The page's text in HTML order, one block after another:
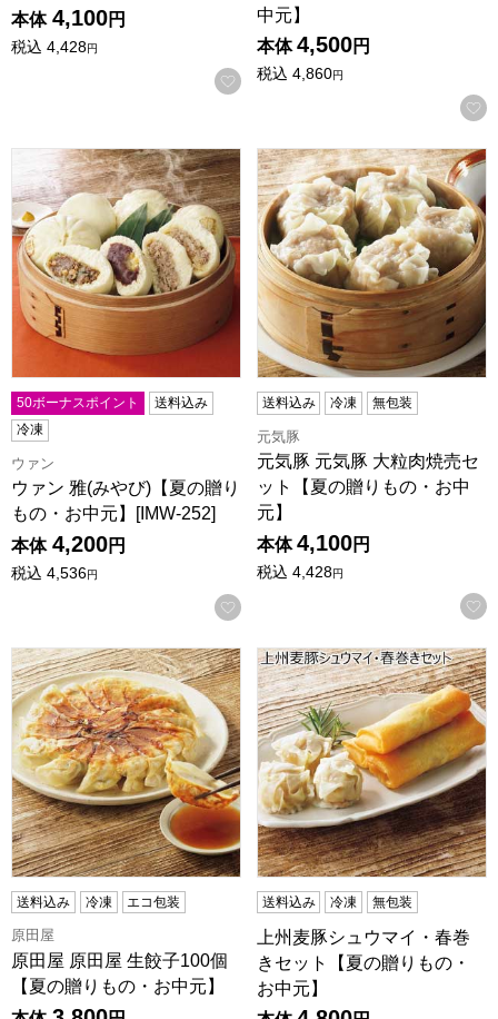
本体 4,100円
税込 4,428円
お気に入りに登録する
中元】
本体 4,500円
税込 4,860円
ウァン 雅(みやび)【夏の贈りもの・お中元】[IMW-252]
50ボーナスポイント
送料込み
冷凍
ウァン
ウァン 雅(みやび)【夏の贈り
もの・お中元】[IMW-252]
本体 4,200円
税込 4,536円
お気に入りに登録する
元気豚 元気豚 大粒肉焼売セ
送料込み 冷凍 無包装
元気豚
元気豚 元気豚 大粒肉焼売セ
ット【夏の贈りもの・お中
元】
本体 4,100円
税込 4,428円
原田屋 原田屋 生餃子100個【夏の贈りもの・お中元】
送料込み 冷凍 エコ包装
原田屋
原田屋 原田屋 生餃子100個
【夏の贈りもの・お中元】
上州麦豚シュウマイ・春巻き
送料込み 冷凍 無包装
上州麦豚シュウマイ・春巻
きセット【夏の贈りもの・
お中元】